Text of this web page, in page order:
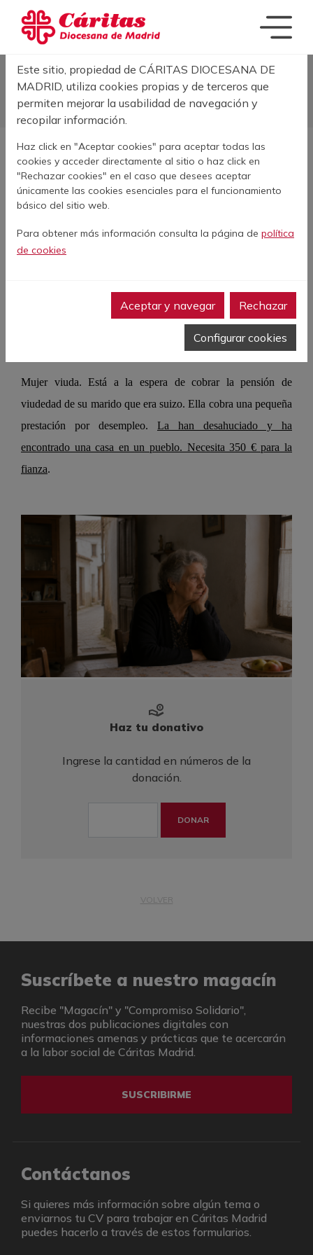
Pasar al contenido principal
Sobrescribir
INICIO
MUJER VIUDA QUE HA SIDO DESAHUCIADA NECESITA AYUDA
PARA PAGAR LA FIANZA DE UNA NUEVA CASA. CASO Nº71.898
Mujer viuda que ha
sido desahuciada
necesita ayuda para
pagar la fianza de
una nueva casa. Caso
nº71.898
Mujer viuda. Está a la espera de cobrar la pensión de
viudedad de su marido que era suizo. Ella cobra una pequeña
prestación por desempleo. La han desahuciado y ha
encontrado una casa en un pueblo. Necesita 350 € para la
fianza.
Haz tu donativo
Ingrese la cantidad en números de la
donación.
DONAR
VOLVER
Suscríbete a nuestro magacín
Recibe "Magacín" y "Compromiso Solidario",
nuestras dos publicaciones digitales con
informaciones amenas y prácticas que te acercarán
a la labor social de Cáritas Madrid.
SUSCRIBIRME
Contáctanos
Si quieres más información sobre algún tema o
enviarnos tu CV para trabajar en Cáritas Madrid
puedes hacerlo a través de estos formularios.
Acerca de las cookies en este sitio
Este sitio, propiedad de CÁRITAS DIOCESANA DE
MADRID, utiliza cookies propias y de terceros que
permiten mejorar la usabilidad de navegación y
recopilar información.
Haz click en "Aceptar cookies" para aceptar todas las
cookies y acceder directamente al sitio o haz click en
"Rechazar cookies" en el caso que desees aceptar
únicamente las cookies esenciales para el funcionamiento
básico del sitio web.
Para obtener más información consulta la página de política
de cookies
Aceptar y navegar Rechazar
Configurar cookies